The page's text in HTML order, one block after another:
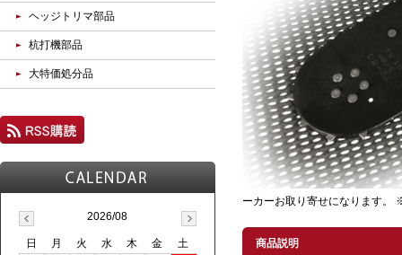
ーカーお取り寄せになりま
商品説明
ヘッジトリマ部品
杭打機部品
大特価処分品
2026/08
日 月 火 水 木 金
土